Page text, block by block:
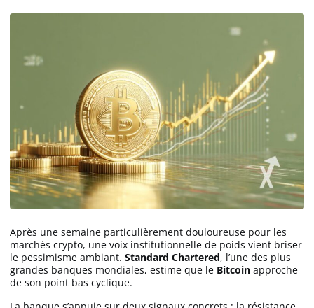
Après une semaine particulièrement douloureuse pour les
marchés crypto, une voix institutionnelle de poids vient briser
le pessimisme ambiant. Standard Chartered, l’une des plus
grandes banques mondiales, estime que le Bitcoin approche
de son point bas cyclique.